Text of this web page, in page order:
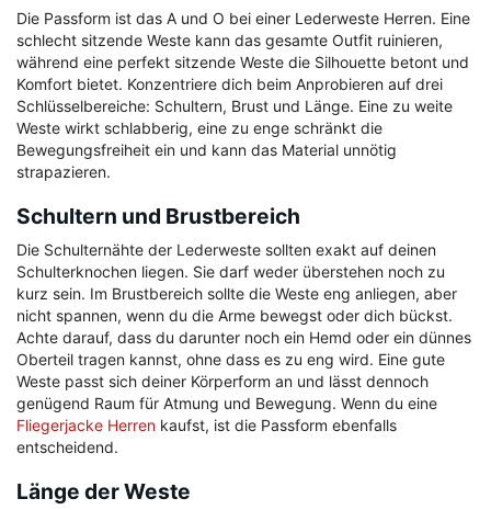
Die Passform ist das A und O bei einer Lederweste Herren. Eine
schlecht sitzende Weste kann das gesamte Outfit ruinieren,
während eine perfekt sitzende Weste die Silhouette betont und
Komfort bietet. Konzentriere dich beim Anprobieren auf drei
Schlüsselbereiche: Schultern, Brust und Länge. Eine zu weite
Weste wirkt schlabberig, eine zu enge schränkt die
Bewegungsfreiheit ein und kann das Material unnötig
strapazieren.
Schultern und Brustbereich
Die Schulternähte der Lederweste sollten exakt auf deinen
Schulterknochen liegen. Sie darf weder überstehen noch zu
kurz sein. Im Brustbereich sollte die Weste eng anliegen, aber
nicht spannen, wenn du die Arme bewegst oder dich bückst.
Achte darauf, dass du darunter noch ein Hemd oder ein dünnes
Oberteil tragen kannst, ohne dass es zu eng wird. Eine gute
Weste passt sich deiner Körperform an und lässt dennoch
genügend Raum für Atmung und Bewegung. Wenn du eine
Fliegerjacke Herren kaufst, ist die Passform ebenfalls
entscheidend.
Länge der Weste